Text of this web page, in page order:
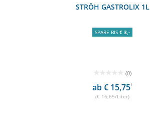
STRÖH GASTROLIX 1L
SPARE BIS € 3,-
(0)
ab € 15,751
(€ 16,65/Liter)